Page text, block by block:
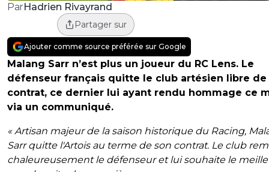
ParHadrien Rivayrand
Partager sur
Ajouter comme source préférée sur Google
Malang Sarr n’est plus un joueur du RC Lens. Le
défenseur français quitte le club artésien libre
contrat, ce dernier lui ayant rendu hommage ce
via un communiqué.
« Artisan majeur de la saison historique du Racing,
Sarr quitte l'Artois au terme de son contrat. Le club
chaleureusement le défenseur et lui souhaite le